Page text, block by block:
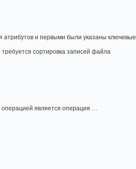
атрибутов и первыми были указаны ключевые
сортировка записей файла
является операция …